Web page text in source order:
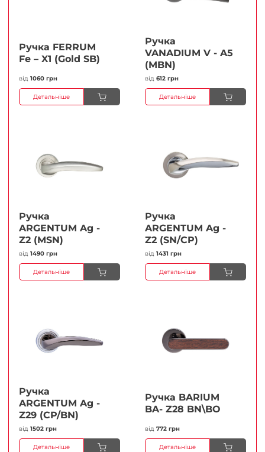
Ручка FERRUМ
Fe – X1 (Gold SB)
від 1060 грн
Детальніше
Ручка
VANADIUM V - A5
(MBN)
від 612 грн
Детальніше
Ручка
ARGENTUM Ag -
Z2 (MSN)
від 1490 грн
Детальніше
Ручка
ARGENTUM Ag -
Z2 (SN/CP)
від 1431 грн
Детальніше
Ручка
ARGENTUM Ag -
Z29 (CP/BN)
від 1502 грн
Детальніше
Ручка BARIUM
BA- Z28 BN\BO
від 772 грн
Детальніше